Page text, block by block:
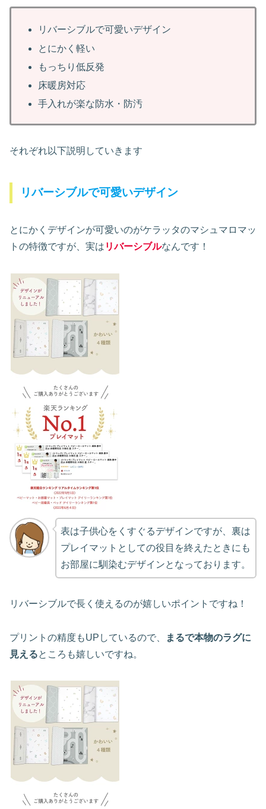
リバーシブルで可愛いデザイン
とにかく軽い
もっちり低反発
床暖房対応
手入れが楽な防水・防汚
それぞれ以下説明していきます
リバーシブルで可愛いデザイン
とにかくデザインが可愛いのがケラッタのマシュマロマッ
トの特徴ですが、実は リバーシブルなんです！
表は子供心をくすぐるデザインですが、裏は
プレイマットとしての役目を終えたときにも
お部屋に馴染むデザインとなっております。
リバーシブルで長く使えるのが嬉しいポイントですね！
プリントの精度もUPしているので、
まるで本物のラグに
見えるところも嬉しいですね。